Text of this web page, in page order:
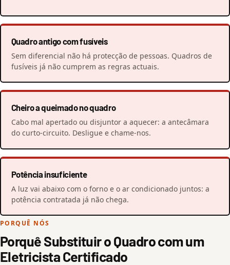
Quadro antigo com fusíveis
Sem diferencial não há protecção de pessoas. Quadros de
fusíveis já não cumprem as regras actuais.
Cheiro a queimado no quadro
Cabo mal apertado ou disjuntor a aquecer: a antecâmara
do curto-circuito. Desligue e chame-nos.
Potência insuficiente
A luz vai abaixo com o forno e o ar condicionado juntos: a
potência contratada já não chega.
PORQUÊ NÓS
Porquê Substituir o Quadro com um
Eletricista Certificado